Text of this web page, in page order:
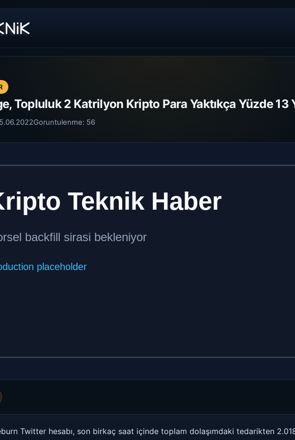
Topluluk 2 Katrilyon Kripto Para Yaktıkça Yüzde 13
Goruntulenme: 56
Twitter hesabı, son birkaç saat içinde toplam dolaşımdaki tedarikten